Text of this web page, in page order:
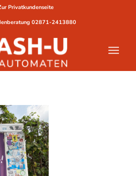
Privatkundenseite
02871-2413880